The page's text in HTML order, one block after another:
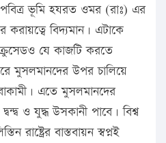
ভূমি হযরত ওমর (রাঃ) এর
বিদ্যমান। এটাকে
যে কাজটি করতে
মুসলমানদের উপর চালিয়ে
এতে মুসলমানদের
ও যুদ্ধ উসকানী পাবে। বিশ্ব
রাষ্ট্রের বাস্তবায়ন স্বপ্নই